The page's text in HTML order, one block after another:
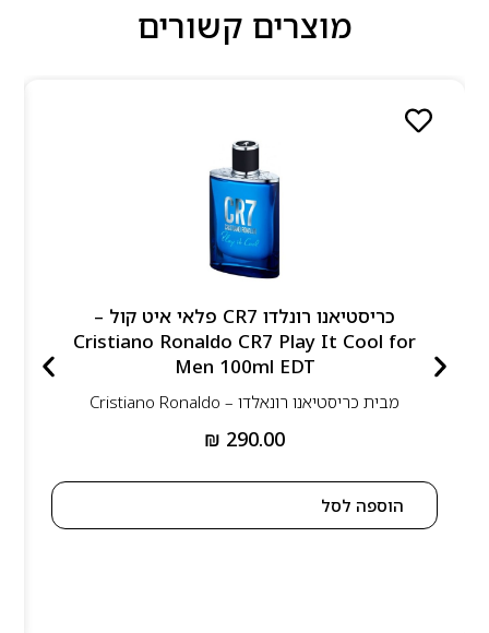
מוצרים קשורים
כריסטיאנו רונלדו CR7 פלאי איט קול –
Cristiano Ronaldo CR7 Play It Cool for
Men 100ml EDT
מבית כריסטיאנו רונאלדו – Cristiano Ronaldo
₪ 290.00
הוספה לסל